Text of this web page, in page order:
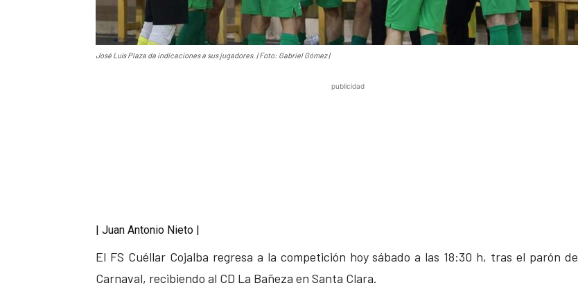
José Luís Plaza da indicaciones a sus jugadores. | Foto: Gabriel Gómez |
publicidad
| Juan Antonio Nieto |
El FS Cuéllar Cojalba regresa a la competición hoy sábado a las 18:30 h, tras el parón de
Carnaval, recibiendo al CD La Bañeza en Santa Clara.